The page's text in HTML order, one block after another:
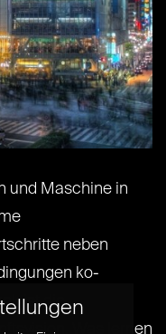
und Maschine in
neben
ko-
ist die
Was lernen